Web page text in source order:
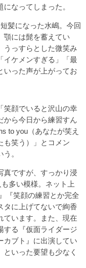
なってしまった。
髪になった水嶋。今回
顎には髭を蓄えてい
うっすらとした微笑み
イケメンすぎる」「最
いった声が上がってお
顔でいると沢山の幸
から今日から練習すん
to you（あなたが笑え
も笑う）」とコメン
。
真ですが、すっかり浸
多い模様。ネット上
『笑顔の練習とか完全
タに上げてないで絢香
ています。また、現在
する『仮面ライダージ
カブト』に出演してい
いった要望も少なく